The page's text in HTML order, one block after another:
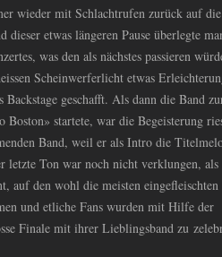
wieder mit Schlachtrufen zurück auf
etwas längeren Pause überlegte
was den als nächstes passieren
Scheinwerferlicht etwas
geschafft. Als dann die Band
startete, war die Begeisterung
Band, weil er als Intro die
letzte Ton war noch nicht verklungen,
auf den wohl die meisten eingefleischten
und etliche Fans wurden mit Hilfe der
Finale mit ihrer Lieblingsband zu